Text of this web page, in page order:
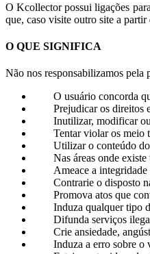
O Kcollector possui ligações
que, caso visite outro site a
O QUE SIGNIFICA
Não nos responsabilizamos pela
O usuário concorda
Prejudicar os direitos
Inutilizar, modificar
Tentar violar os meio
Utilizar o conteúdo
Nas áreas onde
Ameace a
Contrarie o disposto
Promova atos que
Induza qualquer tipo
Difunda serviços
Crie ansiedade,
Induza a erro sobre o